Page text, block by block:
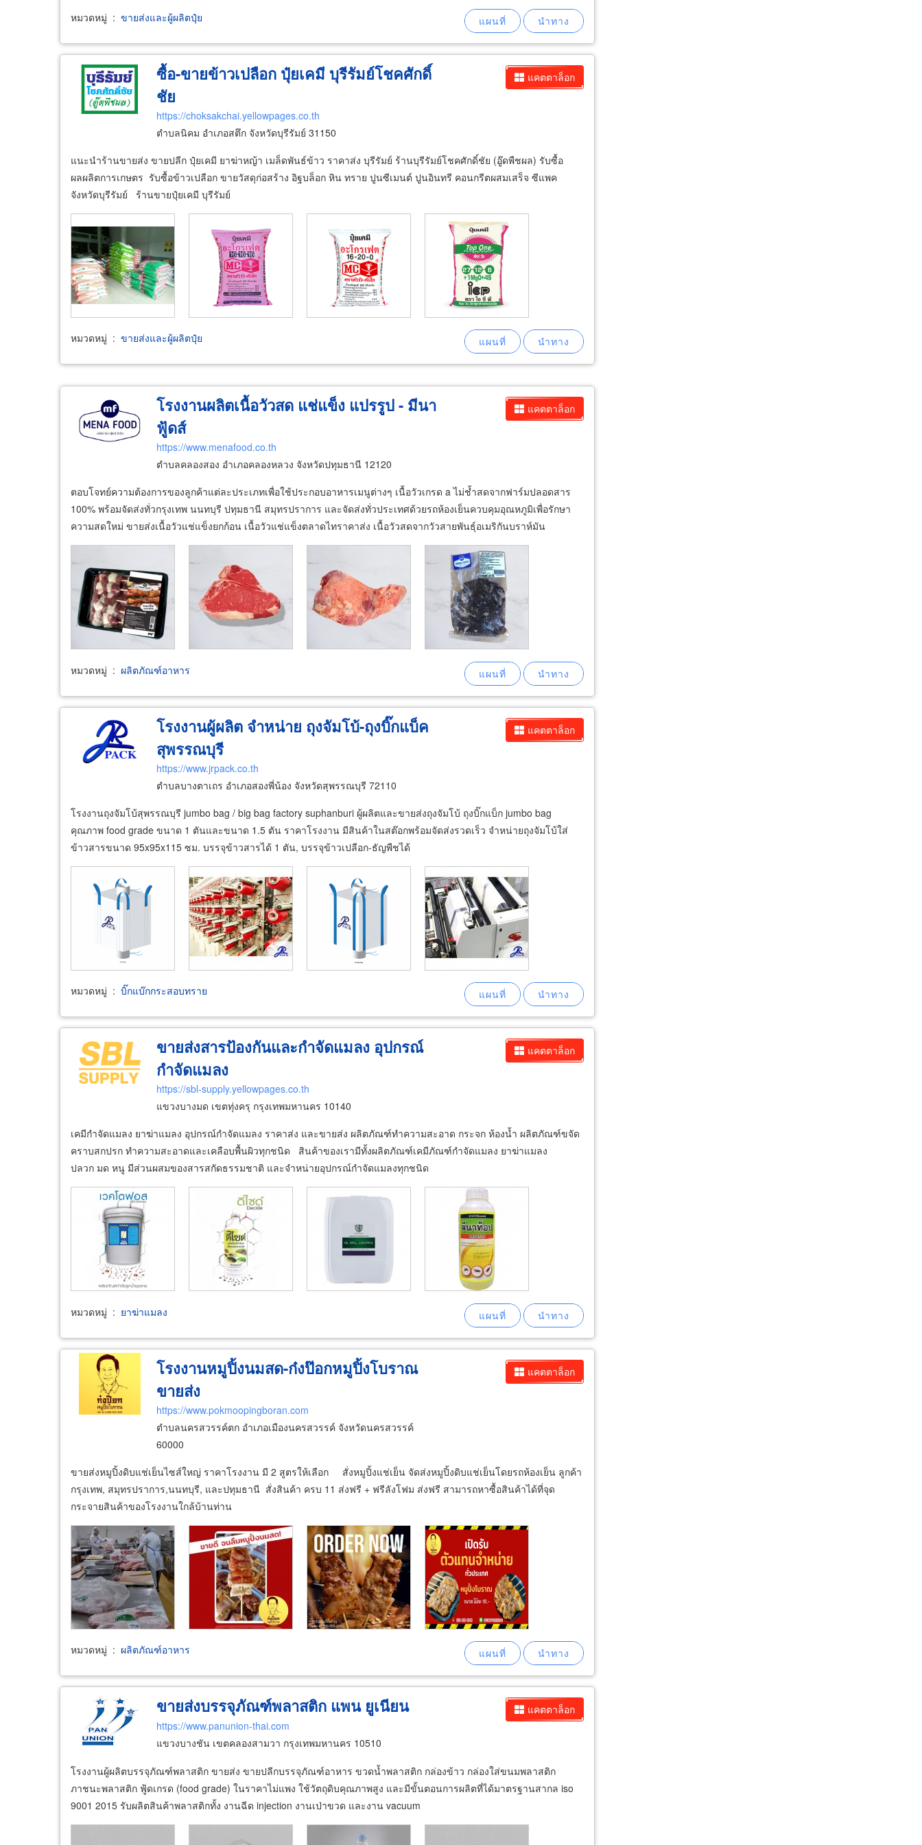
หมวดหมู่ : ขายส่งและผู้ผลิตปุ๋ย
แคตตาล็อก
ซื้อ-ขายข้าวเปลือก ปุ๋ยเคมี บุรีรัมย์โชคศักดิ์
ชัย
https://choksakchai.yellowpages.co.th
ตำบลนิคม อำเภอสตึก จังหวัดบุรีรัมย์ 31150
แนะนำร้านขายส่ง ขายปลีก ปุ๋ยเคมี ยาฆ่าหญ้า เมล็ดพันธ์ข้าว ราคาส่ง บุรีรัมย์ ร้านบุรีรัมย์โชคศักดิ์ชัย (อู๊ดพืชผล) รับซื้อ
ผลผลิตการเกษตร รับซื้อข้าวเปลือก ขายวัสดุก่อสร้าง อิฐบล็อก หิน ทราย ปูนซีเมนต์ ปูนอินทรี คอนกรีตผสมเสร็จ ซีแพค
จังหวัดบุรีรัมย์ ร้านขายปุ๋ยเคมี บุรีรัมย์
หมวดหมู่ : ขายส่งและผู้ผลิตปุ๋ย
แคตตาล็อก
โรงงานผลิตเนื้อวัวสด แช่แข็ง แปรรูป - มีนา
ฟู้ดส์
https://www.menafood.co.th
ตำบลคลองสอง อำเภอคลองหลวง จังหวัดปทุมธานี 12120
ตอบโจทย์ความต้องการของลูกค้าแต่ละประเภทเพื่อใช้ประกอบอาหารเมนูต่างๆ เนื้อวัวเกรด a ไม่ช้ำสดจากฟาร์มปลอดสาร
100% พร้อมจัดส่งทั่วกรุงเทพ นนทบุรี ปทุมธานี สมุทรปราการ และจัดส่งทั่วประเทศด้วยรถห้องเย็นควบคุมอุณหภูมิเพื่อรักษา
ความสดใหม่ ขายส่งเนื้อวัวแช่แข็งยกก้อน เนื้อวัวแช่แข็งตลาดไทราคาส่ง เนื้อวัวสดจากวัวสายพันธุ์อเมริกันบราห์มัน
หมวดหมู่ : ผลิตภัณฑ์อาหาร
แคตตาล็อก
โรงงานผู้ผลิต จำหน่าย ถุงจัมโบ้-ถุงบิ๊กแบ็ค
สุพรรณบุรี
https://www.jrpack.co.th
ตำบลบางตาเถร อำเภอสองพี่น้อง จังหวัดสุพรรณบุรี 72110
โรงงานถุงจัมโบ้สุพรรณบุรี jumbo bag / big bag factory suphanburi ผู้ผลิตและขายส่งถุงจัมโบ้ ถุงบิ๊กแบ็ก jumbo bag
คุณภาพ food grade ขนาด 1 ตันและขนาด 1.5 ตัน ราคาโรงงาน มีสินค้าในสต๊อกพร้อมจัดส่งรวดเร็ว จำหน่ายถุงจัมโบ้ใส่
ข้าวสารขนาด 95x95x115 ซม. บรรจุข้าวสารได้ 1 ตัน, บรรจุข้าวเปลือก-ธัญพืชได้
หมวดหมู่ : บิ๊กแบ๊กกระสอบทราย
แคตตาล็อก
ขายส่งสารป้องกันและกำจัดแมลง อุปกรณ์
กำจัดแมลง
https://sbl-supply.yellowpages.co.th
แขวงบางมด เขตทุ่งครุ กรุงเทพมหานคร 10140
เคมีกำจัดแมลง ยาฆ่าแมลง อุปกรณ์กำจัดแมลง ราคาส่ง และขายส่ง ผลิตภัณฑ์ทำความสะอาด กระจก ห้องน้ำ ผลิตภัณฑ์ขจัด
คราบสกปรก ทำความสะอาดและเคลือบพื้นผิวทุกชนิด สินค้าของเรามีทั้งผลิตภัณฑ์เคมีภัณฑ์กำจัดแมลง ยาฆ่าแมลง
ปลวก มด หนู มีส่วนผสมของสารสกัดธรรมชาติ และจำหน่ายอุปกรณ์กำจัดแมลงทุกชนิด
หมวดหมู่ : ยาฆ่าแมลง
แคตตาล็อก
โรงงานหมูปิ้งนมสด-ก๋งป๊อกหมูปิ้งโบราณ
ขายส่ง
https://www.pokmoopingboran.com
ตำบลนครสวรรค์ตก อำเภอเมืองนครสวรรค์ จังหวัดนครสวรรค์
60000
ขายส่งหมูปิ้งดิบแช่เย็นไซส์ใหญ่ ราคาโรงงาน มี 2 สูตรให้เลือก สั่งหมูปิ้งแช่เย็น จัดส่งหมูปิ้งดิบแช่เย็นโดยรถห้องเย็น ลูกค้า
กรุงเทพ, สมุทรปราการ,นนทบุรี, และปทุมธานี สั่งสินค้า ครบ 11 ส่งฟรี + ฟรีลังโฟม ส่งฟรี สามารถหาซื้อสินค้าได้ที่จุด
กระจายสินค้าของโรงงานใกล้บ้านท่าน
หมวดหมู่ : ผลิตภัณฑ์อาหาร
แคตตาล็อก
ขายส่งบรรจุภัณฑ์พลาสติก แพน ยูเนียน
https://www.panunion-thai.com
แขวงบางชัน เขตคลองสามวา กรุงเทพมหานคร 10510
โรงงานผู้ผลิตบรรจุภัณฑ์พลาสติก ขายส่ง ขายปลีกบรรจุภัณฑ์อาหาร ขวดน้ำพลาสติก กล่องข้าว กล่องใส่ขนมพลาสติก
ภาชนะพลาสติก ฟู้ดเกรด (food grade) ในราคาไม่แพง ใช้วัตถุดิบคุณภาพสูง และมีขั้นตอนการผลิตที่ได้มาตรฐานสากล iso
9001 2015 รับผลิตสินค้าพลาสติกทั้ง งานฉีด injection งานเป่าขวด และงาน vacuum